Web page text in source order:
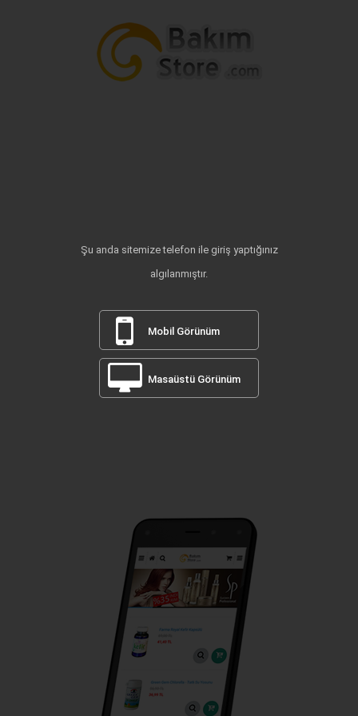
Şu anda sitemize telefon ile giriş yaptığınız
algılanmıştır.
Mobil Görünüm
Masaüstü Görünüm